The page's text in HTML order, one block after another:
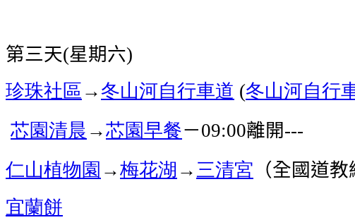
第三天(星期六)
珍珠社區→冬山河自行車道 (冬山河自行
芯園清晨→芯園早餐－09:00離開---
仁山植物園→梅花湖→三清宮 （全國道
宜蘭餅